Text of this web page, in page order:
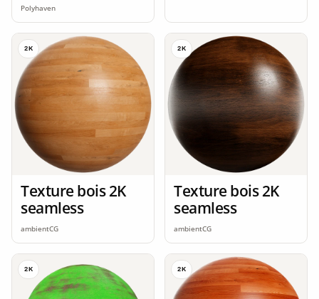
Polyhaven
2K
Texture bois 2K
seamless
ambientCG
2K
Texture bois 2K
seamless
ambientCG
2K 2K